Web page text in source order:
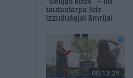
tautastērpa līdz
izzudušajai āmrijai
00:13:29